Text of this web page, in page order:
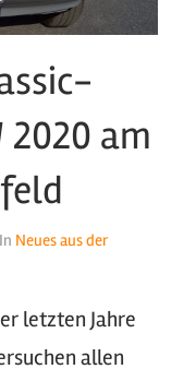
am
In Neues aus der
letzten Jahre
allen